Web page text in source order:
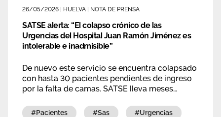
26/05/2026 HUELVA NOTA DE PRENSA
SATSE alerta: “El colapso crónico de las
Urgencias del Hospital Juan Ramón Jiménez es
intolerable e inadmisible”
De nuevo este servicio se encuentra colapsado
con hasta 30 pacientes pendientes de ingreso
por la falta de camas. SATSE lleva meses
cronificado y que la Administración sigue sin
#pacientes #sas #urgencias